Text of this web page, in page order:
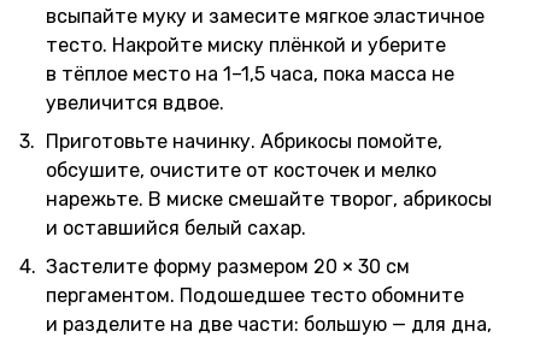
всыпайте муку и замесите мягкое эластичное
тесто. Накройте миску плёнкой и уберите
в тёплое место на 1–1,5 часа, пока масса не
увеличится вдвое.
Приготовьте начинку. Абрикосы помойте,
обсушите, очистите от косточек и мелко
нарежьте. В миске смешайте творог, абрикосы
и оставшийся белый сахар.
Застелите форму размером 20 × 30 см
пергаментом. Подошедшее тесто обомните
и разделите на две части: большую — для дна,